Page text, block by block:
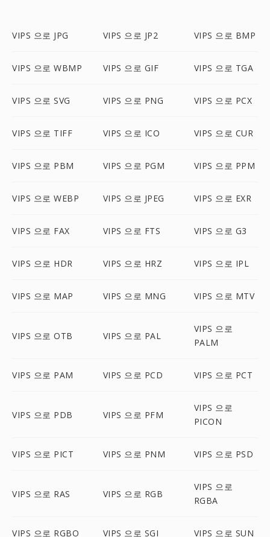
VIPS 으로 JPG VIPS 으로 JP2 VIPS 으로 BMP
VIPS 으로 WBMP VIPS 으로 GIF VIPS 으로 TGA
VIPS 으로 SVG VIPS 으로 PNG VIPS 으로 PCX
VIPS 으로 TIFF VIPS 으로 ICO VIPS 으로 CUR
VIPS 으로 PBM VIPS 으로 PGM VIPS 으로 PPM
VIPS 으로 WEBP VIPS 으로 JPEG VIPS 으로 EXR
VIPS 으로 FAX VIPS 으로 FTS VIPS 으로 G3
VIPS 으로 HDR VIPS 으로 HRZ VIPS 으로 IPL
VIPS 으로 MAP VIPS 으로 MNG VIPS 으로 MTV
VIPS 으로 OTB VIPS 으로 PAL
VIPS 으로
PALM
VIPS 으로 PAM VIPS 으로 PCD VIPS 으로 PCT
VIPS 으로 PDB VIPS 으로 PFM
VIPS 으로
PICON
VIPS 으로 PICT VIPS 으로 PNM VIPS 으로 PSD
VIPS 으로 RAS VIPS 으로 RGB
VIPS 으로
RGBA
VIPS 으로 RGBO VIPS 으로 SGI VIPS 으로 SUN